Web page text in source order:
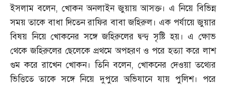
ইসলাম বলেন, খোকন অনলাইন জুয়ায় আসক্ত। এ নিয়ে বিভিন্ন
সময় তাকে বাধা দিতেন রাফির বাবা জহিরুল। এক পর্যায়ে জুয়ার
বিষয় নিয়ে খোকনের সঙ্গে জহিরুলের দ্বন্দ্ব সৃষ্টি হয়। এ ক্ষোভ
থেকে জহিরুলের ছেলেকে প্রথমে অপহরণ ও পরে হত্যা করে লাশ
গুম করে রাখেন খোকন। তিনি বলেন, খোকনের দেওয়া তথ্যের
ভিত্তিতে তাকে সঙ্গে নিয়ে দুপুরে অভিযানে যায় পুলিশ। পরে